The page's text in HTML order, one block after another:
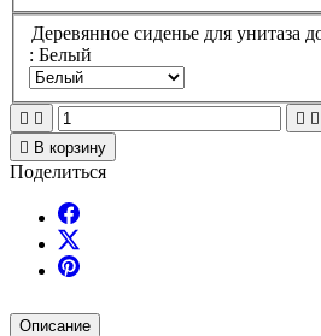
Деревянное сиденье для унитаза
: Белый
   
 В корзину
Поделиться
Описание